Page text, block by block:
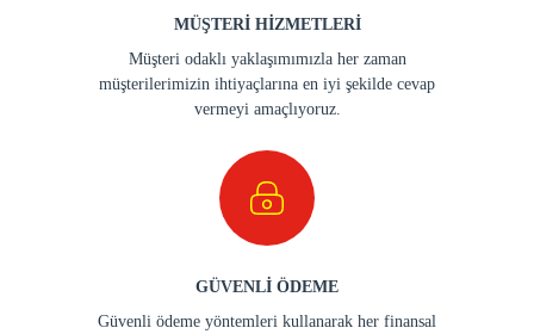
MÜŞTERİ HİZMETLERİ
Müşteri odaklı yaklaşımımızla her zaman
müşterilerimizin ihtiyaçlarına en iyi şekilde cevap
vermeyi amaçlıyoruz.
GÜVENLİ ÖDEME
Güvenli ödeme yöntemleri kullanarak her finansal